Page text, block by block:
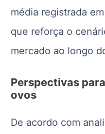
média registrada
que reforça o
mercado ao longo
Perspectivas
ovos
De acordo com